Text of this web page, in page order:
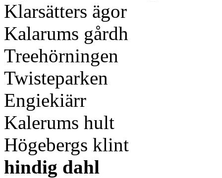
Klarsätters ägor
Kalarums gårdh
Treehörningen
Twisteparken
Engiekiärr
Kalerums hult
Högebergs klint
hindig dahl